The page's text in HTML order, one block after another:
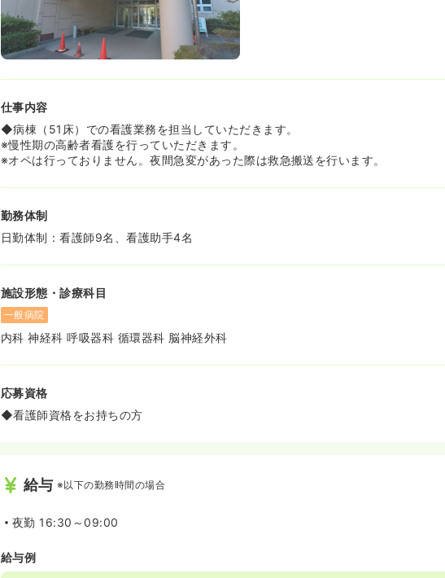
仕事内容
◆病棟（51床）での看護業務を担当していただきます。
※慢性期の高齢者看護を行っていただきます。
※オペは行っておりません。夜間急変があった際は救急搬送を行います。
勤務体制
日勤体制：看護師9名、看護助手4名
施設形態・診療科目
一般病院
内科 神経科 呼吸器科 循環器科 脳神経外科
応募資格
◆看護師資格をお持ちの方
給与 ※以下の勤務時間の場合
夜勤 16:30～09:00
給与例